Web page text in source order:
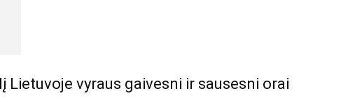
Lietuvoje vyraus gaivesni ir sausesni orai